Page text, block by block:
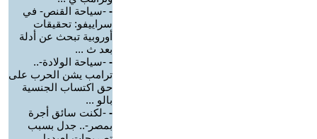
- -سياحة القنص- في
سراييفو: تحقيقات
أوروبية تبحث عن أدلة
بعد ث ...
- -سياحة الولادة-..
ترامب يشن الحرب على
حق اكتساب الجنسية
بالو ...
- -لكنت سائق أجرة
بمصر-.. جدل بسبب